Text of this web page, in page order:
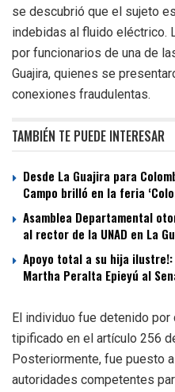
se descubrió que el sujeto
indebidas al fluido eléctrico.
por funcionarios de una de
Guajira, quienes se
conexiones fraudulentas.
TAMBIÉN TE PUEDE INTERESAR
Desde La Guajira para
Campo brilló en la feria
Asamblea Departamental
al rector de la UNAD en La
Apoyo total a su hija
Martha Peralta Epieyú al
El individuo fue detenido
tipificado en el artículo 256
Posteriormente, fue puesto
autoridades competentes